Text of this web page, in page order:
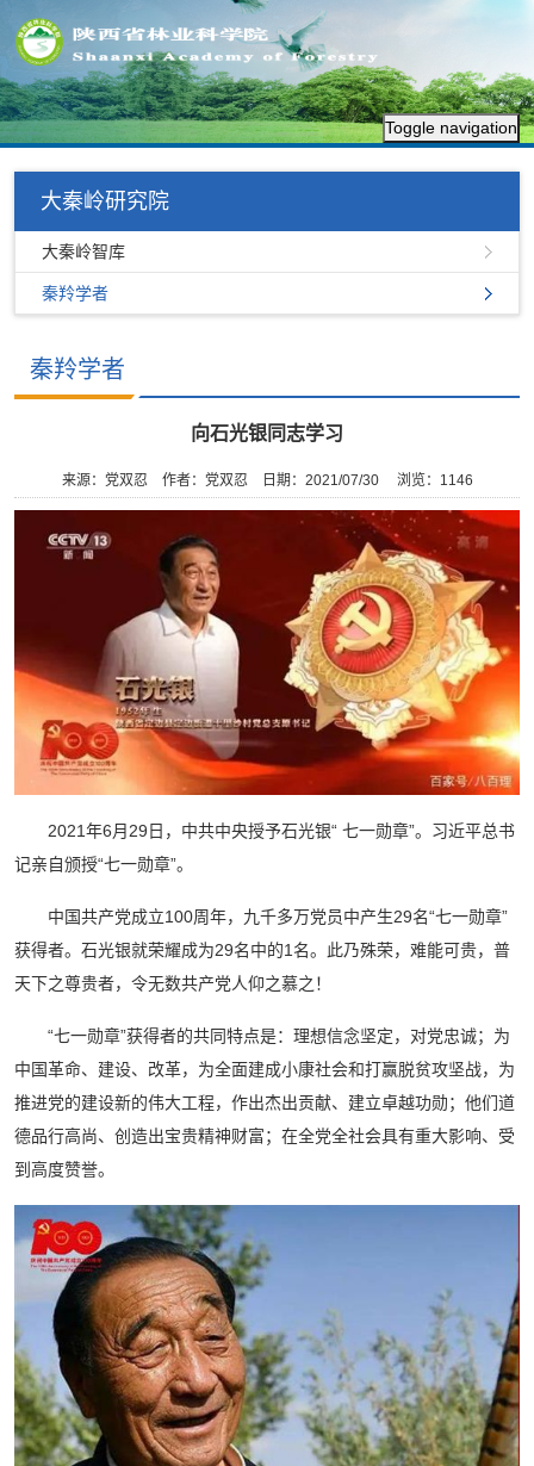
Toggle navigation
大秦岭研究院
大秦岭智库
秦羚学者
秦羚学者
向石光银同志学习
来源：党双忍 作者：党双忍 日期：2021/07/30 浏览： 1146
2021年6月29日，中共中央授予石光银“ 七一勋章”。习近平总书
记亲自颁授“七一勋章”。
中国共产党成立100周年，九千多万党员中产生29名“七一勋章”
获得者。石光银就荣耀成为29名中的1名。此乃殊荣，难能可贵，普
天下之尊贵者，令无数共产党人仰之慕之！
“七一勋章”获得者的共同特点是：理想信念坚定，对党忠诚；为
中国革命、建设、改革，为全面建成小康社会和打赢脱贫攻坚战，为
推进党的建设新的伟大工程，作出杰出贡献、建立卓越功勋；他们道
德品行高尚、创造出宝贵精神财富；在全党全社会具有重大影响、受
到高度赞誉。